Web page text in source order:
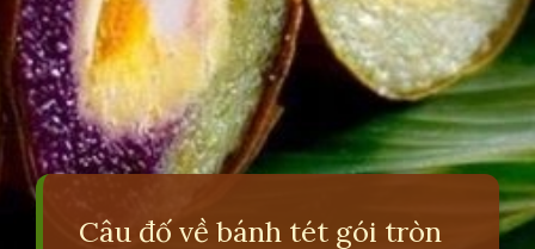
Câu đố về bánh tét gói tròn